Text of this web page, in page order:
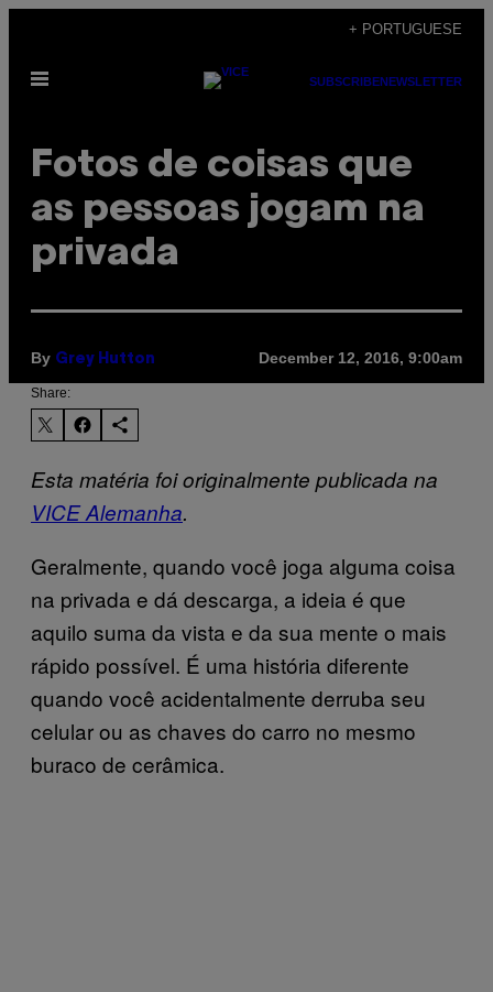
content
+ PORTUGUESE
Open
SUBSCRIBENEWSLETTER
Fotos de coisas que
as pessoas jogam na
privada
By Grey Hutton December 12, 2016, 9:00am
Share:
Esta matéria foi originalmente publicada na
VICE Alemanha.
Geralmente, quando você joga alguma coisa
na privada e dá descarga, a ideia é que
aquilo suma da vista e da sua mente o mais
rápido possível. É uma história diferente
quando você acidentalmente derruba seu
celular ou as chaves do carro no mesmo
buraco de cerâmica.